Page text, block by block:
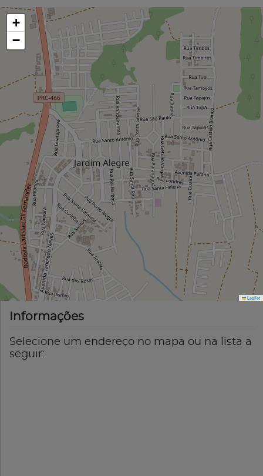
+
−
Leaflet
Informações
Selecione um endereço no mapa ou na lista a
seguir: